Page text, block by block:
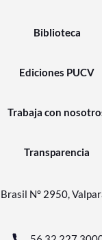
Biblioteca
Ediciones PUCV
Trabaja con
Transparencia
Brasil N° 2950,